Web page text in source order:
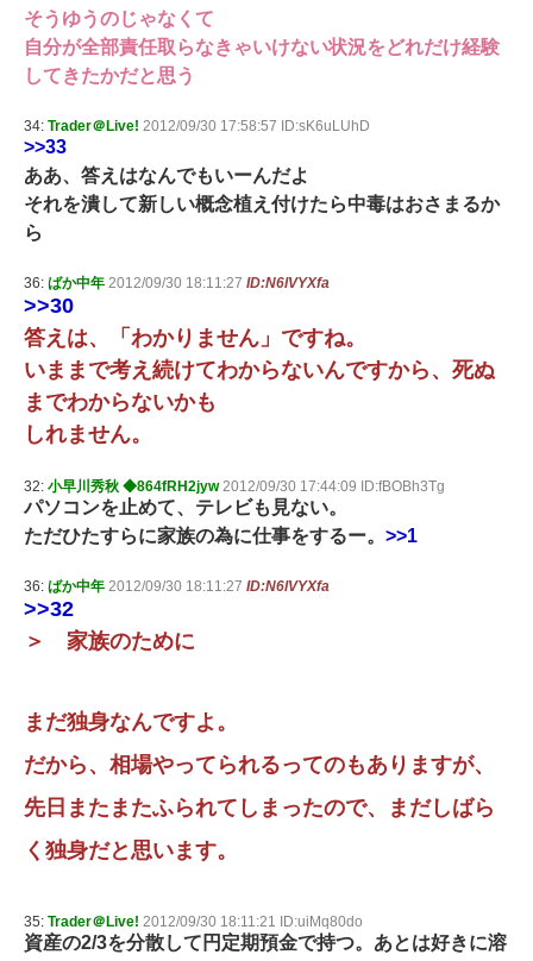
そうゆうのじゃなくて
自分が全部責任取らなきゃいけない状況をどれだけ経験
してきたかだと思う
34: Trader＠Live! 2012/09/30 17:58:57 ID:sK6uLUhD
>>33
ああ、答えはなんでもいーんだよ
それを潰して新しい概念植え付けたら中毒はおさまるか
ら
36: ばか中年 2012/09/30 18:11:27 ID:N6lVYXfa
>>30
答えは、「わかりません」ですね。
いままで考え続けてわからないんですから、死ぬ
までわからないかも
しれません。
32: 小早川秀秋 ◆864fRH2jyw2012/09/30 17:44:09 ID:fBOBh3Tg
パソコンを止めて、テレビも見ない。
ただひたすらに家族の為に仕事をするー。 >>1
36: ばか中年 2012/09/30 18:11:27 ID:N6lVYXfa
>>32
＞ 家族のために
まだ独身なんですよ。
だから、相場やってられるってのもありますが、
先日またまたふられてしまったので、まだしばら
く独身だと思います。
35: Trader＠Live! 2012/09/30 18:11:21 ID:uiMq80do
資産の2/3を分散して円定期預金で持つ。あとは好きに溶